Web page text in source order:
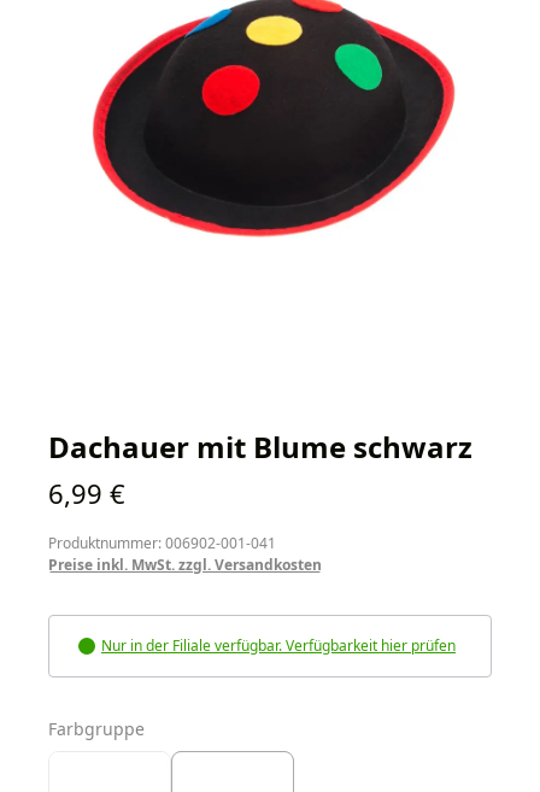
Dachauer mit Blume schwarz
Regulärer Preis:
6,99 €
Produktnummer: 006902-001-041
Preise inkl. MwSt. zzgl. Versandkosten
Nur in der Filiale verfügbar. Verfügbarkeit hier prüfen
Farbgruppe